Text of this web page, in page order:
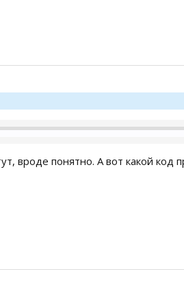
вроде понятно. А вот какой код